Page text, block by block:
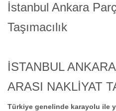
İstanbul Ankara
Taşımacılık
İSTANBUL
ARASI NAKLİYAT
Türkiye genelinde karayolu ile